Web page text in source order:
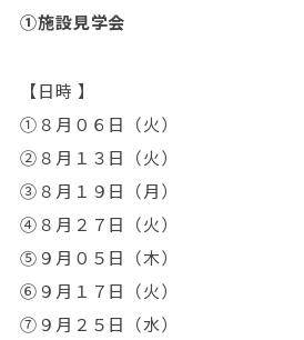
①施設見学会
【日時 】
①８月０６日（火）
②８月１３日（火）
③８月１９日（月）
④８月２７日（火）
⑤９月０５日（木）
⑥９月１７日（火）
⑦９月２５日（水）